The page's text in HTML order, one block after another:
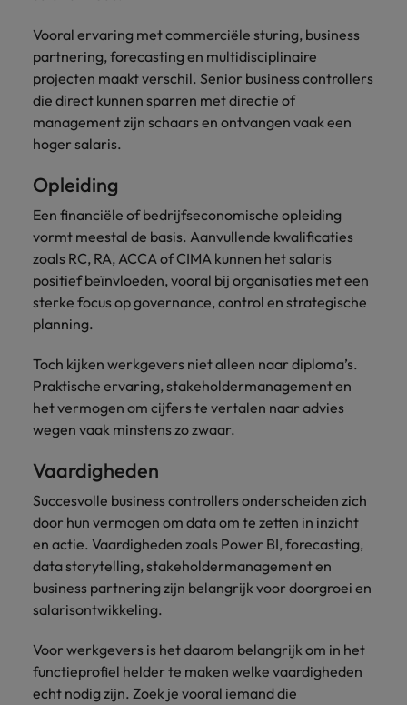
Vooral ervaring met commerciële sturing, business
partnering, forecasting en multidisciplinaire
projecten maakt verschil. Senior business controllers
die direct kunnen sparren met directie of
management zijn schaars en ontvangen vaak een
hoger salaris.
Opleiding
Een financiële of bedrijfseconomische opleiding
vormt meestal de basis. Aanvullende kwalificaties
zoals RC, RA, ACCA of CIMA kunnen het salaris
positief beïnvloeden, vooral bij organisaties met een
sterke focus op governance, control en strategische
planning.
Toch kijken werkgevers niet alleen naar diploma’s.
Praktische ervaring, stakeholdermanagement en
het vermogen om cijfers te vertalen naar advies
wegen vaak minstens zo zwaar.
Vaardigheden
Succesvolle business controllers onderscheiden zich
door hun vermogen om data om te zetten in inzicht
en actie. Vaardigheden zoals Power BI, forecasting,
data storytelling, stakeholdermanagement en
business partnering zijn belangrijk voor doorgroei en
salarisontwikkeling.
Voor werkgevers is het daarom belangrijk om in het
functieprofiel helder te maken welke vaardigheden
echt nodig zijn. Zoek je vooral iemand die